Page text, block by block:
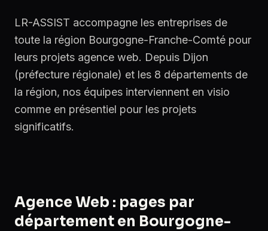
LR-ASSIST accompagne les entreprises de
toute la région Bourgogne-Franche-Comté pour
leurs projets agence web. Depuis Dijon
(préfecture régionale) et les 8 départements de
la région, nos équipes interviennent en visio
comme en présentiel pour les projets
significatifs.
Agence Web : pages par
département en Bourgogne-